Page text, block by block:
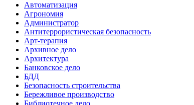
Автоматизация
Агрономия
Администратор
Антитеррористическая безопасность
Арт-терапия
Архивное дело
Архитектура
Банковское дело
БДД
Безопасность строительства
Бережливое производство
Библиотечное дело